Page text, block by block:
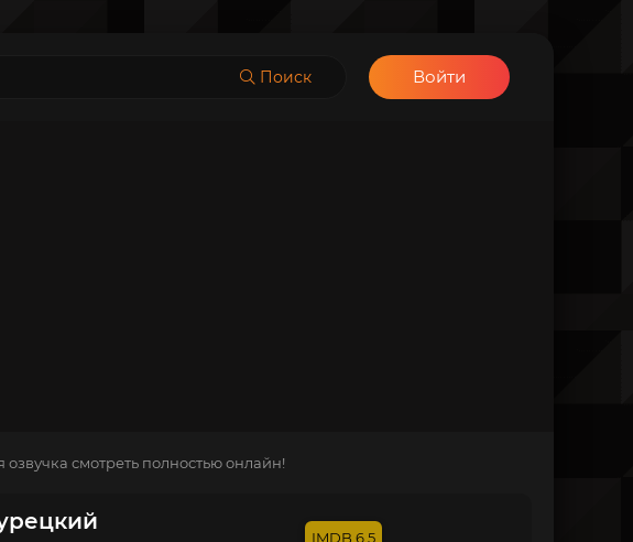
Поиск Войти
озвучка смотреть полностью онлайн!
6.5